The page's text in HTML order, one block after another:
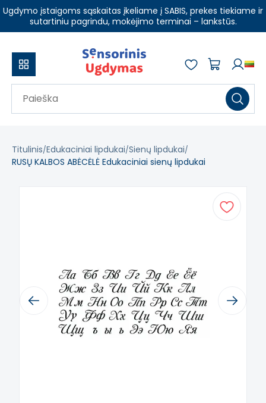
Ugdymo įstaigoms sąskaitas įkeliame į SABIS, prekes tiekiame ir
sutartiniu pagrindu, mokėjimo terminai – lankstūs.
Titulinis Edukaciniai lipdukai Sienų lipdukai
RUSŲ KALBOS ABĖCĖLĖ Edukaciniai sienų lipdukai
Previous Next